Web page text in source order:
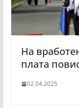
На
плата
02.04.2025